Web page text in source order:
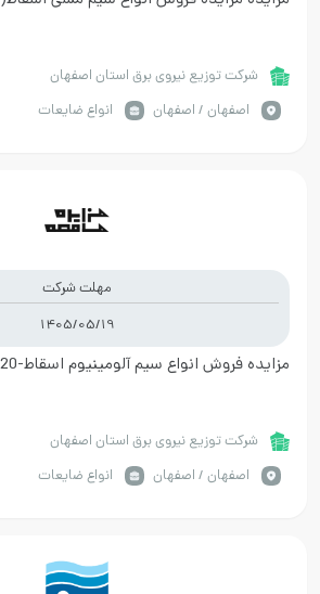
شرکت توزیع نیروی برق استان اصفهان
اصفهان / اصفهان
انواع ضایعات
مهلت شرکت
1405/05/19
مزایده فروش انواع سیم آلومینیوم اسقاط-220
شرکت توزیع نیروی برق استان اصفهان
اصفهان / اصفهان
انواع ضایعات